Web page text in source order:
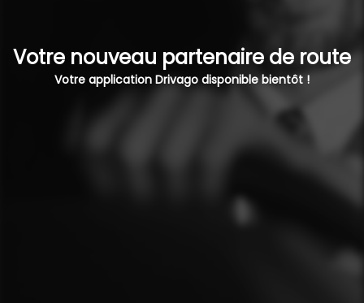
Votre nouveau partenaire de route
Votre application Drivago disponible bientôt !